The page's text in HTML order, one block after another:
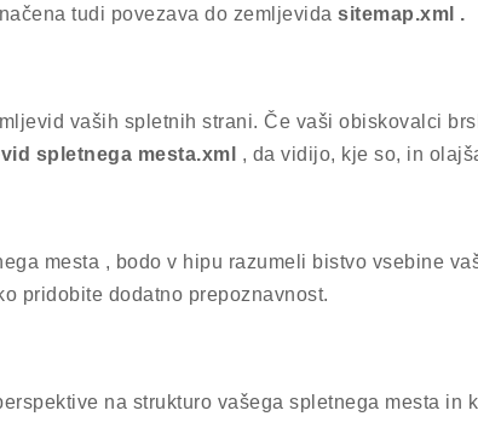
tudi povezava do zemljevida sitemap.xml .
vaših spletnih strani. Če vaši obiskovalci
spletnega mesta.xml , da vidijo, kje so, in
mesta , bodo v hipu razumeli bistvo vsebine
pridobite dodatno prepoznavnost.
na strukturo vašega spletnega mesta